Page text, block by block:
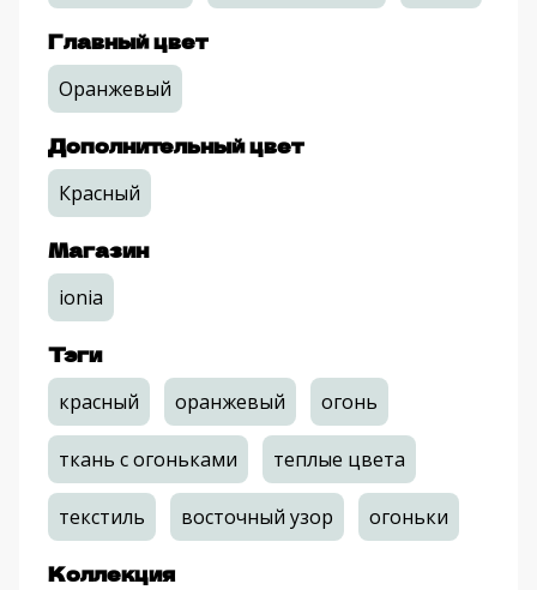
Главный цвет
Оранжевый
Дополнительный цвет
Красный
Магазин
ionia
Тэги
красный оранжевый огонь
ткань с огоньками теплые цвета
текстиль восточный узор огоньки
Коллекция